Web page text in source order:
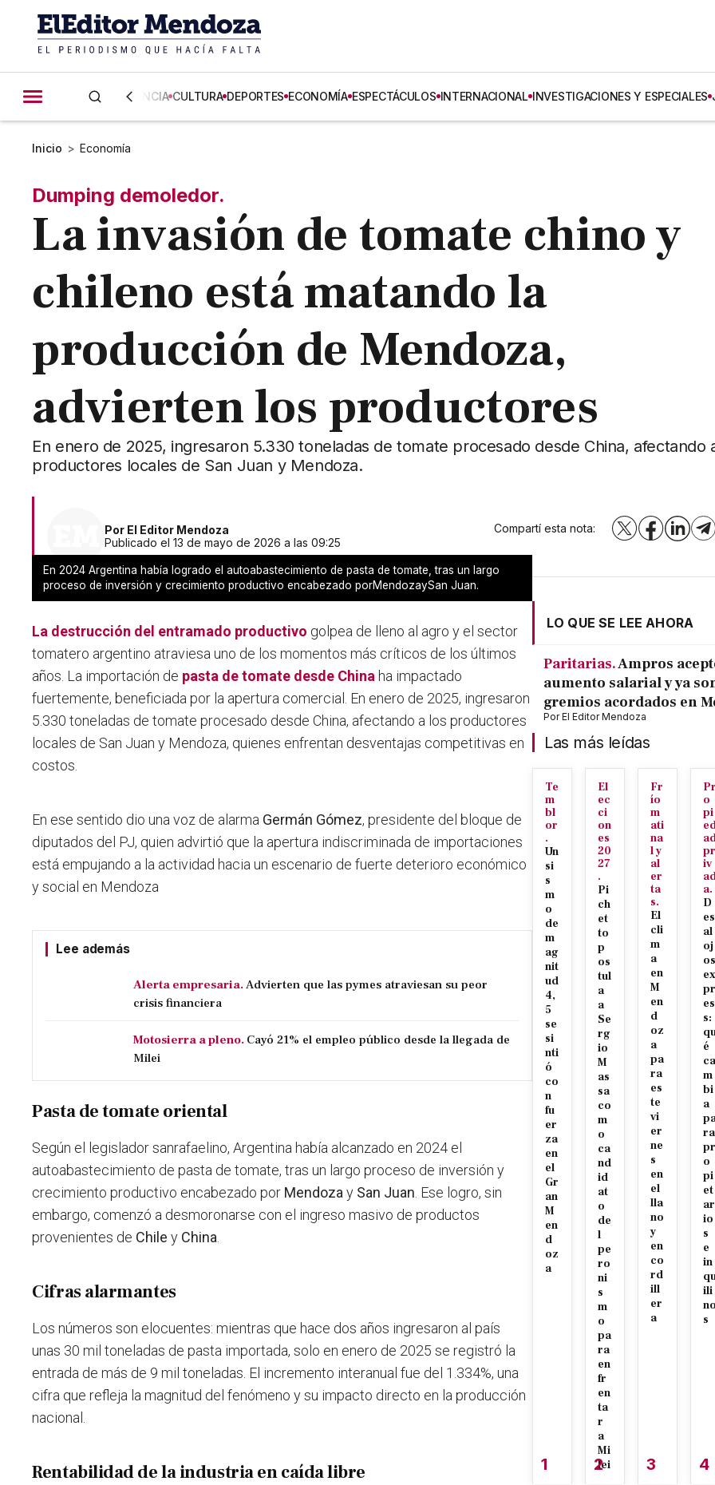
CIENCIA CULTURA DEPORTES ECONOMÍA ESPECTÁCULOS INTERNACIONAL INVESTIGACIONES Y ESPECIALES
Inicio > Economía
Dumping demoledor.
La invasión de tomate chino y
chileno está matando la
producción de Mendoza,
advierten los productores
En enero de 2025, ingresaron 5.330 toneladas de tomate procesado desde China, afectando
productores locales de San Juan y Mendoza.
Por El Editor Mendoza
Publicado el 13 de mayo de 2026 a las 09:25
Compartí esta nota: X Facebook
En 2024 Argentina había logrado el autoabastecimiento de pasta de tomate, tras un largo
proceso de inversión y crecimiento productivo encabezado porMendozaySan Juan.
La destrucción del entramado productivo golpea de lleno al agro y el sector
tomatero argentino atraviesa uno de los momentos más críticos de los últimos
años. La importación de pasta de tomate desde China ha impactado
fuertemente, beneficiada por la apertura comercial.
En enero de 2025, ingresaron
5.330 toneladas de tomate procesado desde China, afectando a los productores
locales de San Juan y Mendoza, quienes enfrentan desventajas competitivas en
costos.
En ese sentido dio una voz de alarma Germán Gómez, presidente del bloque de
diputados del PJ, quien advirtió que la apertura indiscriminada de importaciones
está empujando a la actividad hacia un escenario de fuerte deterioro económico
y social en Mendoza
Lee además
Alerta empresaria.Advierten que las pymes atraviesan su peor
crisis financiera
Motosierra a pleno. Cayó 21% el empleo público desde la llegada de
Milei
Pasta de tomate oriental
Según el legislador sanrafaelino, Argentina había alcanzado en 2024 el
autoabastecimiento de pasta de tomate, tras un largo proceso de inversión y
crecimiento productivo encabezado por Mendoza y San Juan . Ese logro, sin
embargo, comenzó a desmoronarse con el ingreso masivo de productos
provenientes de Chile y China
Cifras alarmantes
Los números son elocuentes: mientras que hace dos años ingresaron al país
unas 30 mil toneladas de pasta importada, solo en enero de 2025 se registró la
entrada de más de 9 mil toneladas. El incremento interanual fue del 1.334%, una
cifra que refleja la magnitud del fenómeno y su impacto directo en la producción
nacional.
Rentabilidad de la industria en caída libre
LO QUE SE LEE AHORA
Paritarias.Ampros
aumento salarial y ya
gremios acordados en
PorEl Editor Mendoza
Las más leídas
Te
m
bl
or
.
Un
si
s
m
o
de
m
ag
nit
ud
4,
5
se
si
nti
ó
co
n
fu
er
za
en
el
Gr
an
M
en
d
oz
a
1
El
ec
ci
on
es
20
27
.
Pi
ch
et
to
p
os
tul
a
a
Se
rg
io
M
as
sa
co
m
o
ca
nd
id
at
o
de
l
pe
ro
ni
s
m
o
pa
ra
en
fr
en
ta
r
a
Mi
lei
2
Fr
ío
m
ati
na
l y
al
er
ta
s.
El
cli
m
a
en
M
en
d
oz
a
pa
ra
es
te
vi
er
ne
s
en
el
lla
no
y
en
co
rd
ill
er
a
3
o
pi
pr
iv
a.
D
es
al
oj
os
ex
pr
es
s:
é
ca
m
bi
a
ra
pr
o
pi
et
ar
io
s
e
in
ili
s
4